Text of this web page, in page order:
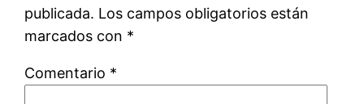
publicada. Los campos obligatorios están
marcados con *
Comentario *